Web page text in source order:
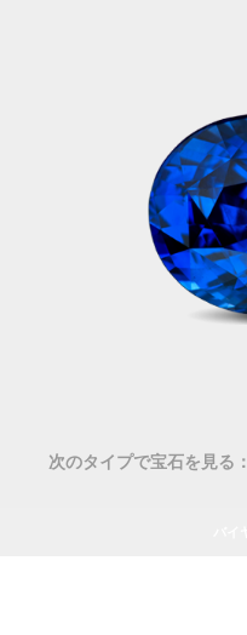
次のタイプで宝石を見る：